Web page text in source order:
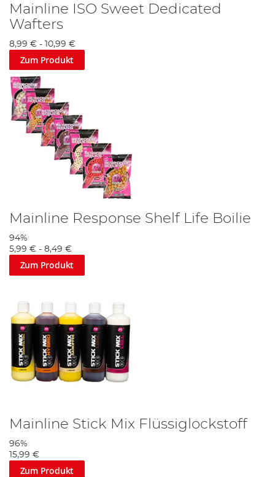
Mainline ISO Sweet Dedicated
Wafters
8,99 € - 10,99 €
Zum Produkt
Mainline Response Shelf Life Boilie
94%
5,99 € - 8,49 €
Zum Produkt
Mainline Stick Mix Flüssiglockstoff
96%
15,99 €
Zum Produkt